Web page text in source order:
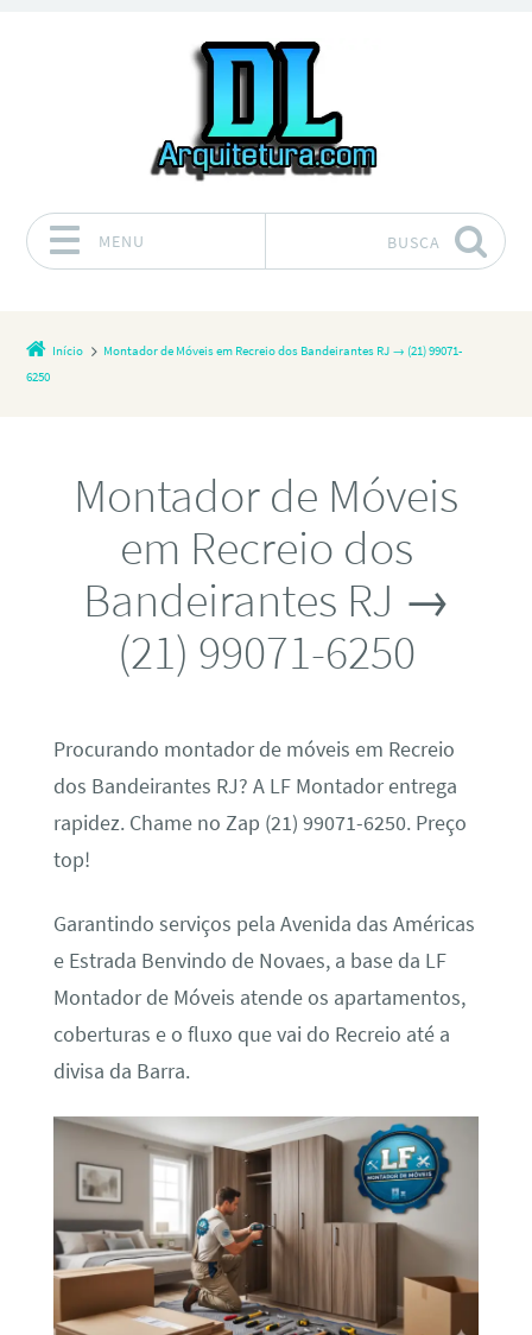
MENU BUSCA
Início
Montador de Móveis em Recreio dos Bandeirantes RJ → (21) 99071-
6250
Montador de Móveis
em Recreio dos
Bandeirantes RJ →
(21) 99071-6250
Procurando montador de móveis em Recreio
dos Bandeirantes RJ? A LF Montador entrega
rapidez. Chame no Zap (21) 99071-6250. Preço
top!
Garantindo serviços pela Avenida das Américas
e Estrada Benvindo de Novaes, a base da LF
Montador de Móveis atende os apartamentos,
coberturas e o fluxo que vai do Recreio até a
divisa da Barra.